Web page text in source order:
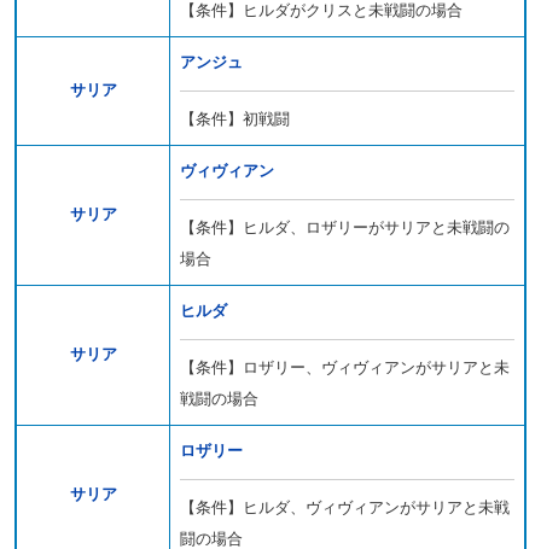
【条件】ヒルダがクリスと未戦闘の場合
サリア
アンジュ
【条件】初戦闘
サリア
ヴィヴィアン
【条件】ヒルダ、ロザリーがサリアと未戦闘の
場合
サリア
ヒルダ
【条件】ロザリー、ヴィヴィアンがサリアと未
戦闘の場合
サリア
ロザリー
【条件】ヒルダ、ヴィヴィアンがサリアと未戦
闘の場合